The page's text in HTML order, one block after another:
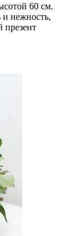
60 см.
и нежность,
презент